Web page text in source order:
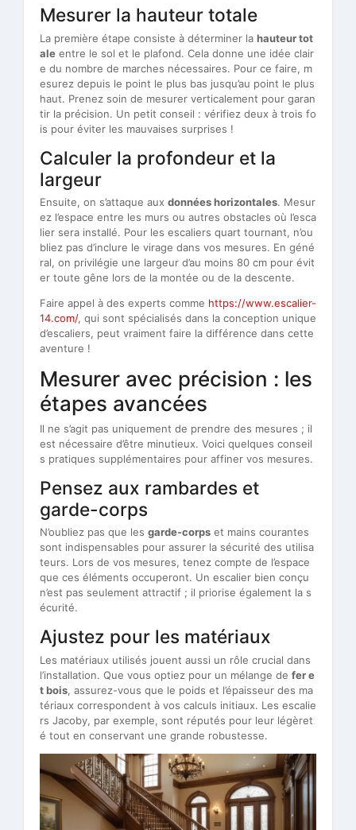
Mesurer la hauteur totale
La première étape consiste à déterminer la hauteur tot
ale entre le sol et le plafond. Cela donne une idée clair
e du nombre de marches nécessaires. Pour ce faire, m
esurez depuis le point le plus bas jusqu’au point le plus
haut. Prenez soin de mesurer verticalement pour garan
tir la précision. Un petit conseil : vérifiez deux à trois fo
is pour éviter les mauvaises surprises !
Calculer la profondeur et la
largeur
Ensuite, on s’attaque aux données horizontales. Mesur
ez l’espace entre les murs ou autres obstacles où l’esca
lier sera installé. Pour les escaliers quart tournant, n’ou
bliez pas d’inclure le virage dans vos mesures. En géné
ral, on privilégie une largeur d’au moins 80 cm pour évit
er toute gêne lors de la montée ou de la descente.
Faire appel à des experts comme https://www.escalier-
14.com/, qui sont spécialisés dans la conception unique
d’escaliers, peut vraiment faire la différence dans cette
aventure !
Mesurer avec précision : les
étapes avancées
Il ne s’agit pas uniquement de prendre des mesures ; il
est nécessaire d’être minutieux. Voici quelques conseil
s pratiques supplémentaires pour affiner vos mesures.
Pensez aux rambardes et
garde-corps
N’oubliez pas que les garde-corps et mains courantes
sont indispensables pour assurer la sécurité des utilisa
teurs. Lors de vos mesures, tenez compte de l’espace
que ces éléments occuperont. Un escalier bien conçu
n’est pas seulement attractif ; il priorise également la s
écurité.
Ajustez pour les matériaux
Les matériaux utilisés jouent aussi un rôle crucial dans
l’installation. Que vous optiez pour un mélange de fer e
t bois, assurez-vous que le poids et l’épaisseur des ma
tériaux correspondent à vos calculs initiaux. Les escalie
rs Jacoby, par exemple, sont réputés pour leur légèret
é tout en conservant une grande robustesse.